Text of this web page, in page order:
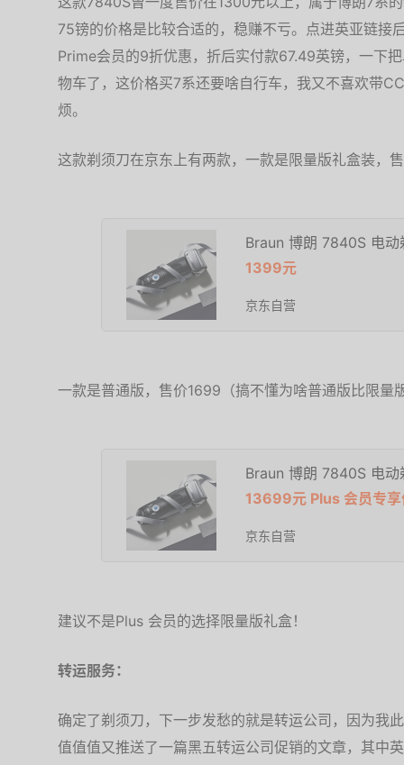
75镑的价格是比较合适的，稳赚不亏。点进英亚链接
Prime会员的9折优惠，折后实付款67.49英镑，一下
物车了，这价格买7系还要啥自行车，我又不喜欢带
烦。
这款剃须刀在京东上有两款，一款是限量版礼盒装，
Braun 博朗 7840S 电
1399元
京东自营
一款是普通版，售价1699（搞不懂为啥普通版比限量
Braun 博朗 7840S 电动
13699元 Plus 会员专
京东自营
建议不是Plus 会员的选择限量版礼盒！
转运服务：
确定了剃须刀，下一步发愁的就是转运公司，因为我
值值值又推送了一篇黑五转运公司促销的文章，其中